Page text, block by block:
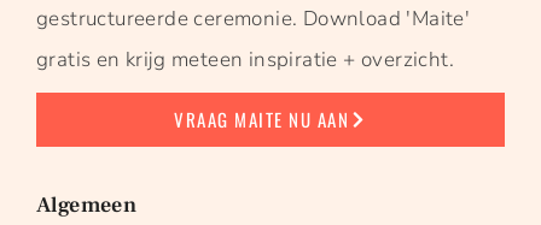
gestructureerde ceremonie. Download 'Maite'
gratis en krijg meteen inspiratie + overzicht.
VRAAG MAITE NU AAN
Algemeen